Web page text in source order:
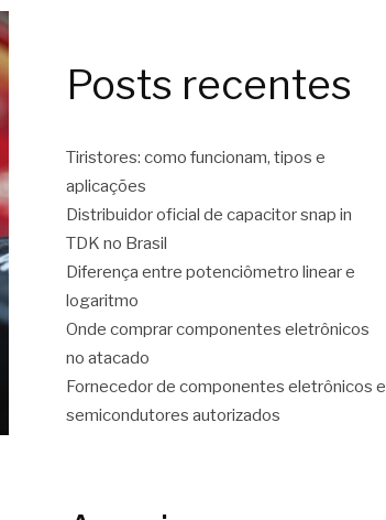
Posts recentes
Tiristores: como funcionam, tipos e
aplicações
Distribuidor oficial de capacitor snap in
TDK no Brasil
Diferença entre potenciômetro linear e
logaritmo
Onde comprar componentes eletrônicos
no atacado
Fornecedor de componentes eletrônicos e
semicondutores autorizados